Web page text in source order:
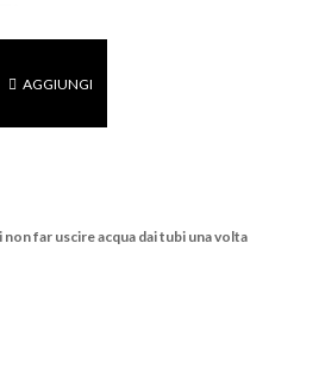
AGGIUNGI
far uscire acqua dai tubi una volta